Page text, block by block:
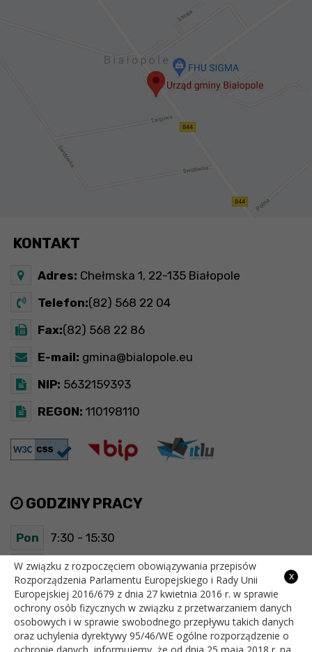
KONTAKT
Adres: Chełmska 1, 22-135 Białopole
Telefon:(82) 568 22 04
Fax:(82) 568 22 86
E-mail: gmina@bialopole.eu
NIP: 5632159393
REGON: 110198110
GODZINY PRACY
Pon 7:30 - 15:30
Wt 7:30 - 15:30
Śr 7:30 - 15:30
Czw 7:30 - 15:30
x
W związku z rozpoczęciem obowiązywania przepisów
Rozporządzenia Parlamentu Europejskiego i Rady Unii
Europejskiej 2016/679 z dnia 27 kwietnia 2016 r. w sprawie
ochrony osób fizycznych w związku z przetwarzaniem danych
osobowych i w sprawie swobodnego przepływu takich danych
oraz uchylenia dyrektywy 95/46/WE ogólne rozporządzenie o